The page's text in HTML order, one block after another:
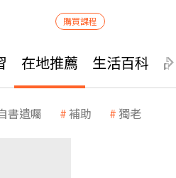
購買課程
在地推薦 生活百科
書遺囑 補助 獨老